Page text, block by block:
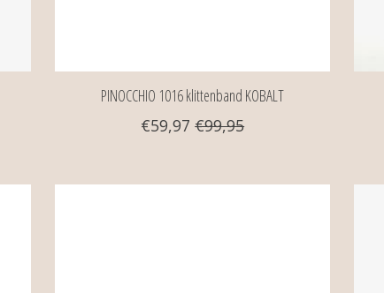
PINOCCHIO 1016 klittenband KOBALT
€59,97 €99,95